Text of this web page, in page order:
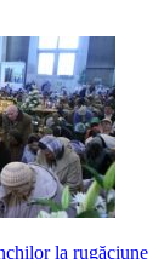
la rugăciune